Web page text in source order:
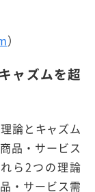
）
ャズムを超
論とキャズム
品・サービス
ら2つの理論
・サービス需